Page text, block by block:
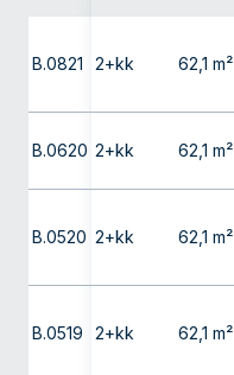
B.0821 2+kk 62,1 m²
B.0620 2+kk 62,1 m²
B.0520 2+kk 62,1 m²
B.0519 2+kk 62,1 m²